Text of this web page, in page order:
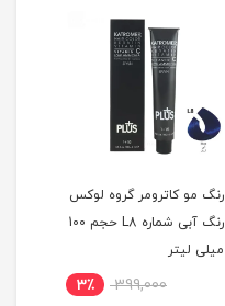
رنگ مو کاترومر گروه لوکس
رنگ آبی شماره L8 حجم 100
میلی لیتر
399,000 3٪